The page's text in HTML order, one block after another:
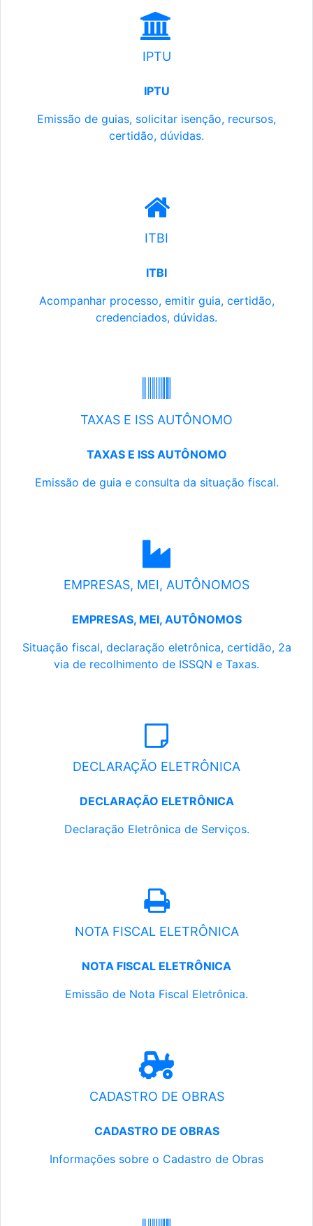
IPTU
IPTU
Emissão de guias, solicitar isenção, recursos,
certidão, dúvidas.
ITBI
ITBI
Acompanhar processo, emitir guia, certidão,
credenciados, dúvidas.
TAXAS E ISS AUTÔNOMO
TAXAS E ISS AUTÔNOMO
Emissão de guia e consulta da situação fiscal.
EMPRESAS, MEI, AUTÔNOMOS
EMPRESAS, MEI, AUTÔNOMOS
Situação fiscal, declaração eletrônica, certidão, 2a
via de recolhimento de ISSQN e Taxas.
DECLARAÇÃO ELETRÔNICA
DECLARAÇÃO ELETRÔNICA
Declaração Eletrônica de Serviços.
NOTA FISCAL ELETRÔNICA
NOTA FISCAL ELETRÔNICA
Emissão de Nota Fiscal Eletrônica.
CADASTRO DE OBRAS
CADASTRO DE OBRAS
Informações sobre o Cadastro de Obras